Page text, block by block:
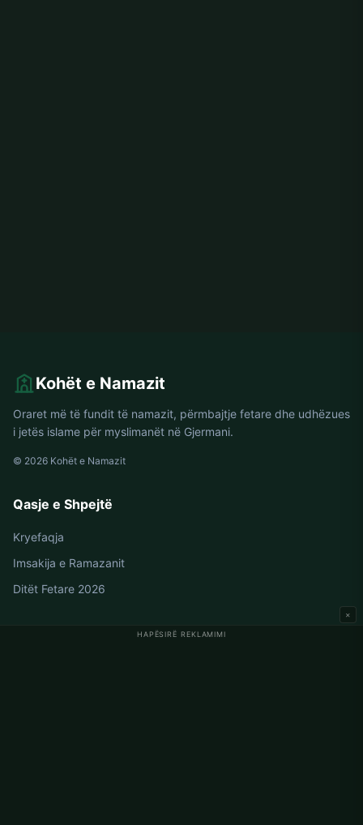
HAPËSIRË REKLAMIMI
×
Kohët e Namazit
Oraret më të fundit të namazit, përmbajtje fetare dhe udhëzues
i jetës islame për myslimanët në Gjermani.
© 2026 Kohët e Namazit
Qasje e Shpejtë
Kryefaqja
Imsakija e Ramazanit
Ditët Fetare 2026
Oraret e Namazit në Gjermani